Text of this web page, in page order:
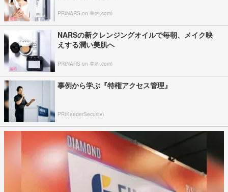
PR(NARS on 美的.com)
NARSの新クレンジングオイルで毎朝、メイク映
えする潤い美肌へ
PR(NARS on 美的.com)
事例から学ぶ『特権アクセス管理』
PR(KeeperSecurity)